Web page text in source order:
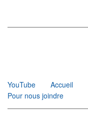
YouTube
Accueil
Pour nous joindre